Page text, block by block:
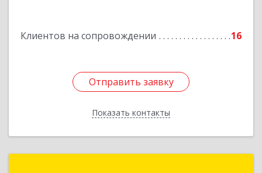
Клиентов на сопровождении 16
Отправить заявку
Показать контакты
Отправить заявку
Назад